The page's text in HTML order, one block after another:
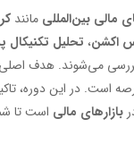
مالی بین‌المللی مانند
اکشن، تحلیل تکنیکال
می‌شوند. هدف اصلی
است. در این دوره،
بازارهای مالی است تا